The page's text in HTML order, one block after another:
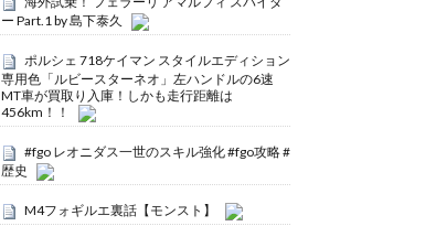
ー Part.1 by 島下泰久
ポルシェ 718ケイマン スタイルエディション
専用色「ルビースターネオ」左ハンドルの6速
MT車が買取り入庫！しかも走行距離は
456km！！
#fgo レオニダス一世のスキル強化 #fgo攻略 #
歴史
M4フォギルエ裏話【モンスト】